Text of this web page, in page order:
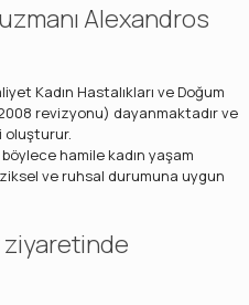
Alexandros
Kadın Hastalıkları ve Doğum
revizyonu) dayanmaktadır ve
oluşturur.
hamile kadın yaşam
ve ruhsal durumuna uygun
ziyaretinde